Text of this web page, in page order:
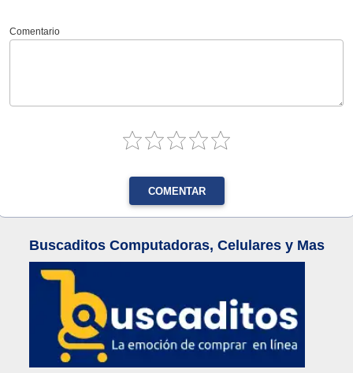
Comentario
COMENTAR
Buscaditos Computadoras, Celulares y Mas